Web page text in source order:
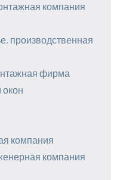
компания
производственная
фирма
компания
компания